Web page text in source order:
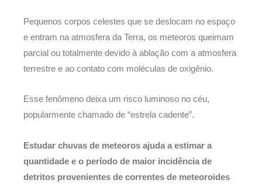
Pequenos corpos celestes que se deslocam no espaço
e entram na atmosfera da Terra, os meteoros queimam
parcial ou totalmente devido à ablação com a atmosfera
terrestre e ao contato com moléculas de oxigênio.
Esse fenômeno deixa um risco luminoso no céu,
popularmente chamado de “estrela cadente”.
Estudar chuvas de meteoros ajuda a estimar a
quantidade e o período de maior incidência de
detritos provenientes de correntes de meteoroides